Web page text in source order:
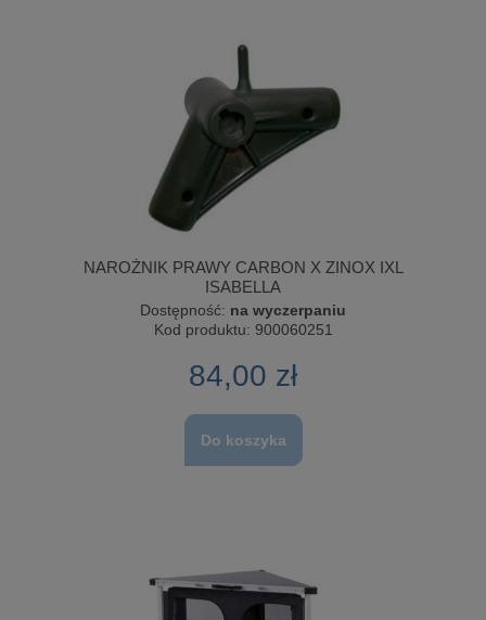
NAROŻNIK PRAWY CARBON X ZINOX IXL
ISABELLA
Dostępność: na wyczerpaniu
Kod produktu: 900060251
84,00 zł
Do koszyka